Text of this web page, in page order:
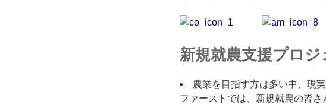
新規就農支援プロジ
農業を目指す方は多い中、現
ファーストでは、新規就農の皆